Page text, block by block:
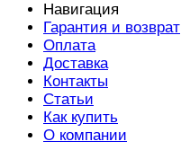
Навигация
Гарантия и возврат
Оплата
Доставка
Контакты
Статьи
Как купить
О компании